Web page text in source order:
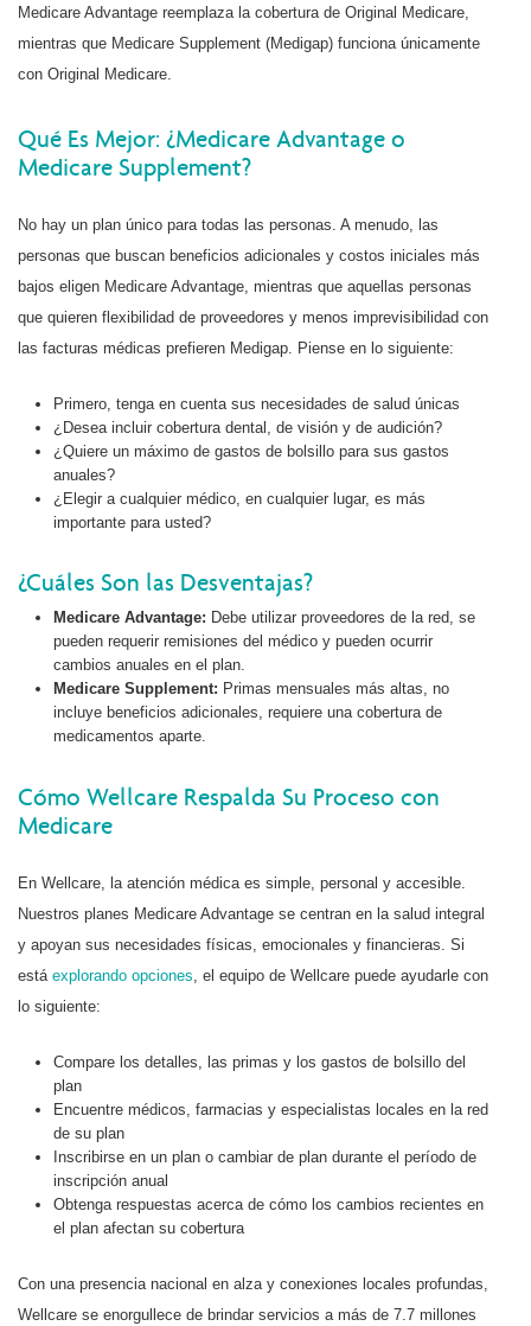
Medicare Advantage reemplaza la cobertura de Original Medicare,
mientras que Medicare Supplement (Medigap) funciona únicamente
con Original Medicare.
Qué Es Mejor: ¿Medicare Advantage o
Medicare Supplement?
No hay un plan único para todas las personas. A menudo, las
personas que buscan beneficios adicionales y costos iniciales más
bajos eligen Medicare Advantage, mientras que aquellas personas
que quieren flexibilidad de proveedores y menos imprevisibilidad con
las facturas médicas prefieren Medigap. Piense en lo siguiente:
Primero, tenga en cuenta sus necesidades de salud únicas
¿Desea incluir cobertura dental, de visión y de audición?
¿Quiere un máximo de gastos de bolsillo para sus gastos
anuales?
¿Elegir a cualquier médico, en cualquier lugar, es más
importante para usted?
¿Cuáles Son las Desventajas?
Medicare Advantage: Debe utilizar proveedores de la red, se
pueden requerir remisiones del médico y pueden ocurrir
cambios anuales en el plan.
Medicare Supplement: Primas mensuales más altas, no
incluye beneficios adicionales, requiere una cobertura de
medicamentos aparte.
Cómo Wellcare Respalda Su Proceso con
Medicare
En Wellcare, la atención médica es simple, personal y accesible.
Nuestros planes Medicare Advantage se centran en la salud integral
y apoyan sus necesidades físicas, emocionales y financieras. Si
está explorando opciones, el equipo de Wellcare puede ayudarle con
lo siguiente:
Compare los detalles, las primas y los gastos de bolsillo del
plan
Encuentre médicos, farmacias y especialistas locales en la red
de su plan
Inscribirse en un plan o cambiar de plan durante el período de
inscripción anual
Obtenga respuestas acerca de cómo los cambios recientes en
el plan afectan su cobertura
Con una presencia nacional en alza y conexiones locales profundas,
Wellcare se enorgullece de brindar servicios a más de 7.7 millones